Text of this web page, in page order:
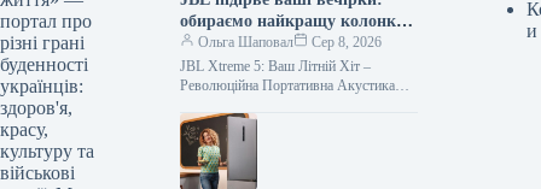
портал про
різні грані
буденності
українців:
здоров'я,
красу,
культуру та
військові
обираємо найкращу колонку
рокуОльга Шаповал
Сер 8, 2026
JBL Xtreme 5: Ваш Літній Хіт –
Революційна Портативна Акустика
Xtreme 5 Завойовує Літо 2026…
и